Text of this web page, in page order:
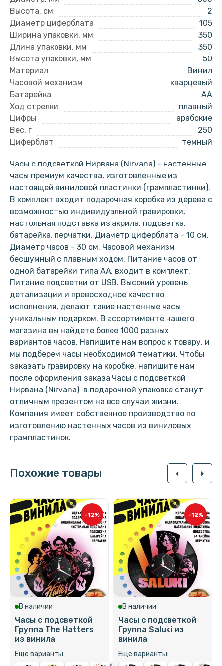
Высота, см
2
Диаметр циферблата
105
Ширина упаковки, мм
350
Длина упаковки, мм
350
Высота упаковки, мм
50
Материал
Винил
Часовой механизм
кварцевый
Батарейка
AA
Ход стрелки
плавный
Цифры
арабские
Вес, г
250
Циферблат
темный
Часы с подсветкой Нирвана (Nirvana) - настенные
часы премиум качества, изготовленные из
настоящей виниловой пластинки (грампластинки).
В комплект входит подарочная коробка из дерева с
возможностью индивидуальной гравировки,
настольная подставка из акрила, подсветка,
батарейка, перчатки. Диаметр циферблата - 10 см.
Диаметр часов - 30 см. Часовой механизм
бесшумный с плавным ходом. Питание часов от
одной батарейки типа АА, входит в комплект.
Питание подсветки от USB. Высокий уровень
детализации и превосходное качество
исполнения, делают такие настенные часы
уникальным подарком. В ассортименте нашего
магазина вы найдете более 1000 разных
вариантов часов. Напишите нам вопрос к товару, и
мы подберем часы необходимой тематики. Чтобы
заказать гравировку на коробке, напишите нам
после оформления заказа.Часы с подсветкой
Нирвана (Nirvana) в подарочной упаковке станут
отличным презентом на все случаи жизни.
Компания имеет собственное производство по
изготовлению настенных часов из виниловых
грампластинок.
Похожие товары arrow_left arrow_right
-12%
В наличии
Часы с подсветкой
Группа The Hatters
из винила
Еще варианты:
-12%
В наличии
Часы с подсветкой
Группа Saluki из
винила
Еще варианты: